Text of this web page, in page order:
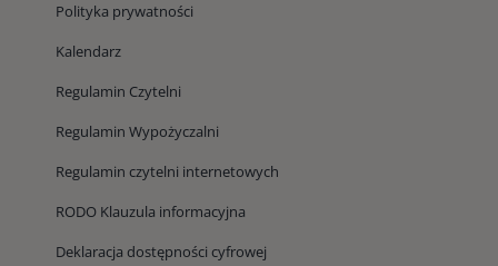
Polityka prywatności
Kalendarz
Regulamin Czytelni
Regulamin Wypożyczalni
Regulamin czytelni internetowych
RODO Klauzula informacyjna
Deklaracja dostępności cyfrowej